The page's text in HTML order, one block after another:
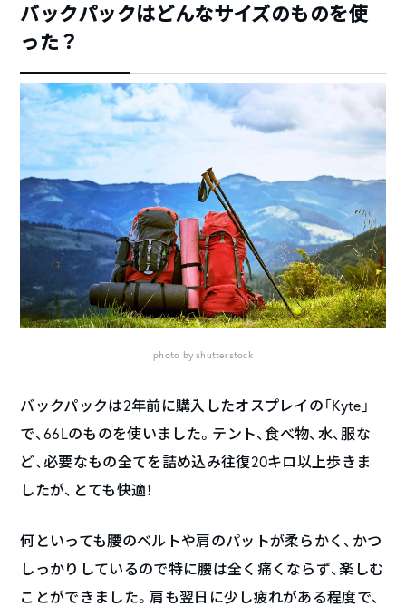
バックパックはどんなサイズのものを使
った？
photo by shutterstock
バックパックは2年前に購入したオスプレイの「Kyte」
で、66Lのものを使いました。テント、食べ物、水、服な
ど、必要なもの全てを詰め込み往復20キロ以上歩きま
したが、とても快適！
何といっても腰のベルトや肩のパットが柔らかく、かつ
しっかりしているので特に腰は全く痛くならず、楽しむ
ことができました。肩も翌日に少し疲れがある程度で、